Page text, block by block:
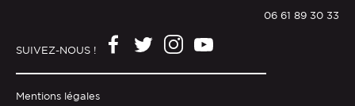
06 61 89 30 33
SUIVEZ-NOUS !
Mentions légales